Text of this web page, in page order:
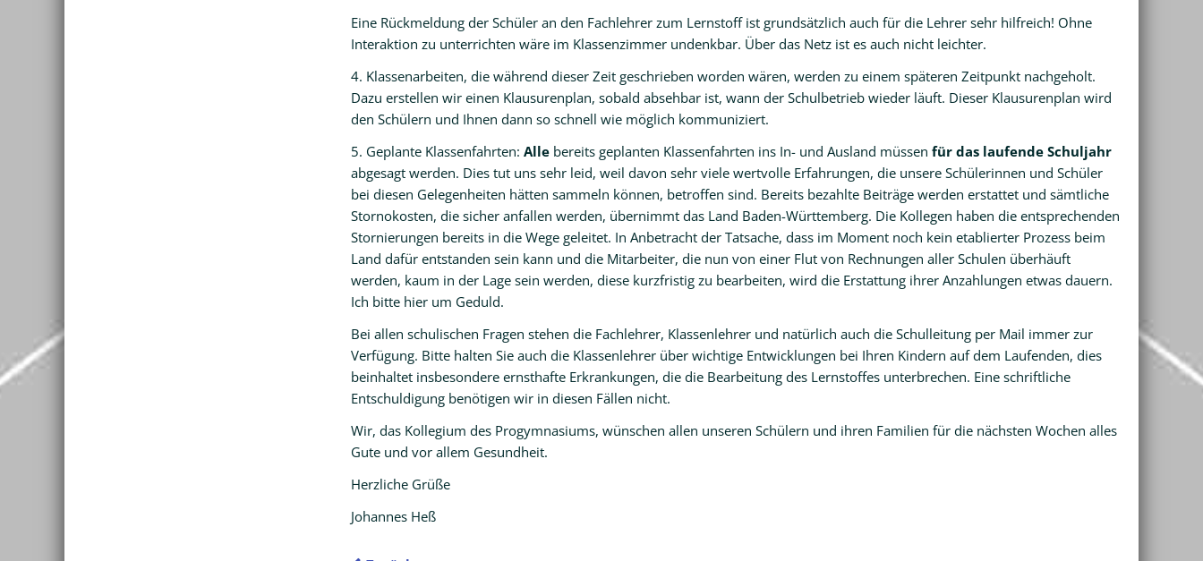
Eine Rückmeldung der Schüler an den Fachlehrer zum Lernstoff ist grundsätzlich auch für die Lehrer sehr hilfreich! Ohne
Interaktion zu unterrichten wäre im Klassenzimmer undenkbar. Über das Netz ist es auch nicht leichter.
4. Klassenarbeiten, die während dieser Zeit geschrieben worden wären, werden zu einem späteren Zeitpunkt nachgeholt.
Dazu erstellen wir einen Klausurenplan, sobald absehbar ist, wann der Schulbetrieb wieder läuft. Dieser Klausurenplan wird
den Schülern und Ihnen dann so schnell wie möglich kommuniziert.
5. Geplante Klassenfahrten: Alle bereits geplanten Klassenfahrten ins In- und Ausland müssen für das laufende Schuljahr
abgesagt werden. Dies tut uns sehr leid, weil davon sehr viele wertvolle Erfahrungen, die unsere Schülerinnen und Schüler
bei diesen Gelegenheiten hätten sammeln können, betroffen sind. Bereits bezahlte Beiträge werden erstattet und sämtliche
Stornokosten, die sicher anfallen werden, übernimmt das Land Baden-Württemberg. Die Kollegen haben die entsprechenden
Stornierungen bereits in die Wege geleitet. In Anbetracht der Tatsache, dass im Moment noch kein etablierter Prozess beim
Land dafür entstanden sein kann und die Mitarbeiter, die nun von einer Flut von Rechnungen aller Schulen überhäuft
werden, kaum in der Lage sein werden, diese kurzfristig zu bearbeiten, wird die Erstattung ihrer Anzahlungen etwas dauern.
Ich bitte hier um Geduld.
Bei allen schulischen Fragen stehen die Fachlehrer, Klassenlehrer und natürlich auch die Schulleitung per Mail immer zur
Verfügung. Bitte halten Sie auch die Klassenlehrer über wichtige Entwicklungen bei Ihren Kindern auf dem Laufenden, dies
beinhaltet insbesondere ernsthafte Erkrankungen, die die Bearbeitung des Lernstoffes unterbrechen. Eine schriftliche
Entschuldigung benötigen wir in diesen Fällen nicht.
Wir, das Kollegium des Progymnasiums, wünschen allen unseren Schülern und ihren Familien für die nächsten Wochen alles
Gute und vor allem Gesundheit.
Herzliche Grüße
Johannes Heß